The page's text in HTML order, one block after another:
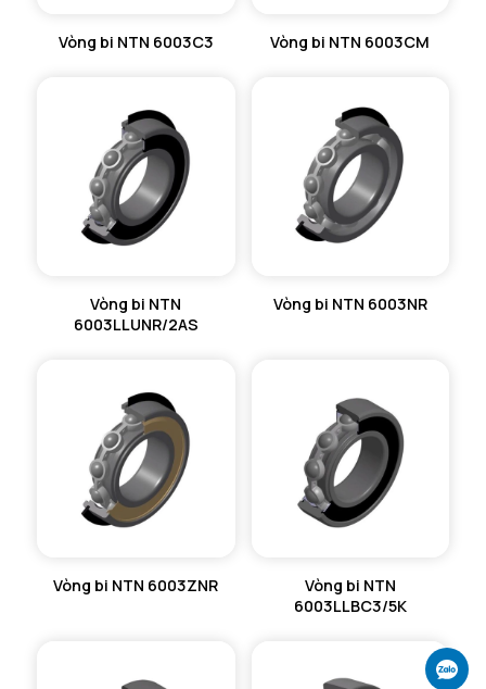
GỐI ĐỠ 2 NỬA NTN
MÁY GIA NHIỆT NTN
Vòng bi NTN 6003C3 Vòng bi NTN 6003CM
Vòng bi NTN
6003LLUNR/2AS
Vòng bi NTN 6003NR
Vòng bi NTN 6003ZNR
Vòng bi NTN
6003LLBC3/5K